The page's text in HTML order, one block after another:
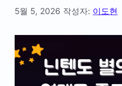
5월 5, 2026 작성자: 이도현